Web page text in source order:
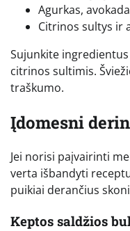
Agurkas,
Citrinos sultys ir
Sujunkite
citrinos sultimis.
traškumo.
Įdomesni
Jei norisi paįvairinti
verta išbandyti
puikiai derančius
Keptos saldžios